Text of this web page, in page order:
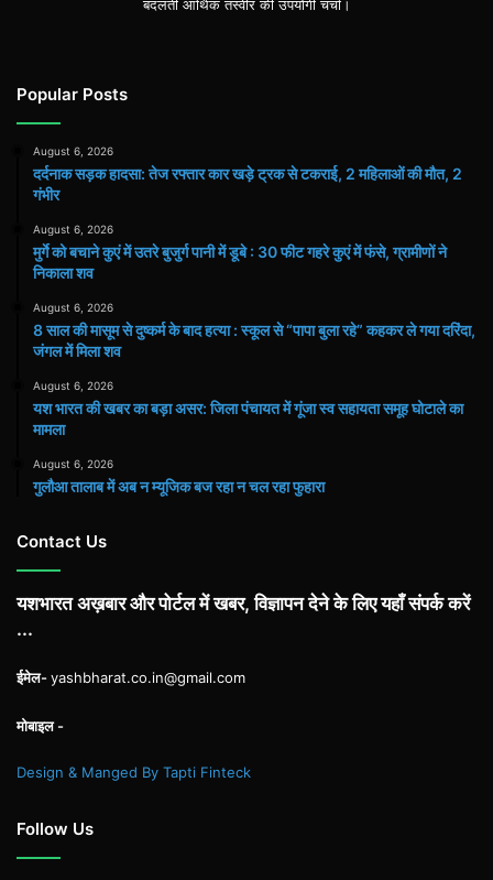
बदलती आर्थिक तस्वीर की उपयोगी चर्चा।
Popular Posts
August 6, 2026
दर्दनाक सड़क हादसा: तेज रफ्तार कार खड़े ट्रक से टकराई, 2 महिलाओं की मौत, 2
गंभीर
August 6, 2026
मुर्गे को बचाने कुएं में उतरे बुजुर्ग पानी में डूबे : 30 फीट गहरे कुएं में फंसे, ग्रामीणों ने
निकाला शव
August 6, 2026
8 साल की मासूम से दुष्कर्म के बाद हत्या : स्कूल से “पापा बुला रहे” कहकर ले गया दरिंदा,
जंगल में मिला शव
August 6, 2026
यश भारत की खबर का बड़ा असर: जिला पंचायत में गूंजा स्व सहायता समूह घोटाले का
मामला
August 6, 2026
गुलौआ तालाब में अब न म्यूजिक बज रहा न चल रहा फुहारा
Contact Us
यशभारत अख़बार और पोर्टल में खबर, विज्ञापन देने के लिए यहाँ संपर्क करें
...
ईमेल-yashbharat.co.in@gmail.com
मोबाइल -
Design & Manged By Tapti Finteck
Follow Us